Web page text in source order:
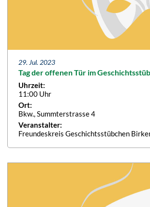
29. Jul. 2023
Tag der offenen Tür im
Uhrzeit:
11:00 Uhr
Ort:
Bkw., Summterstrasse 4
Veranstalter:
Freundeskreis Geschichtsstübchen